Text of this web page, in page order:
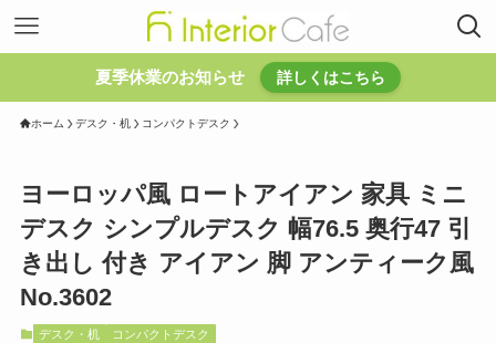
夏季休業のお知らせ 詳しくはこちら
ホーム デスク・机 コンパクトデスク
ヨーロッパ風 ロートアイアン 家具 ミニ
デスク シンプルデスク 幅76.5 奥行47 引
き出し 付き アイアン 脚 アンティーク風
No.3602
デスク・机 コンパクトデスク